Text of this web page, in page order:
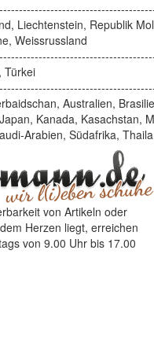
Liechtenstein, Republik
Weissrussland
Türkei
Australien,
Kanada, Kasachstan,
Arabien, Südafrika,
von Artikeln oder
Herzen liegt, erreichen
von 9.00 Uhr bis 17.00